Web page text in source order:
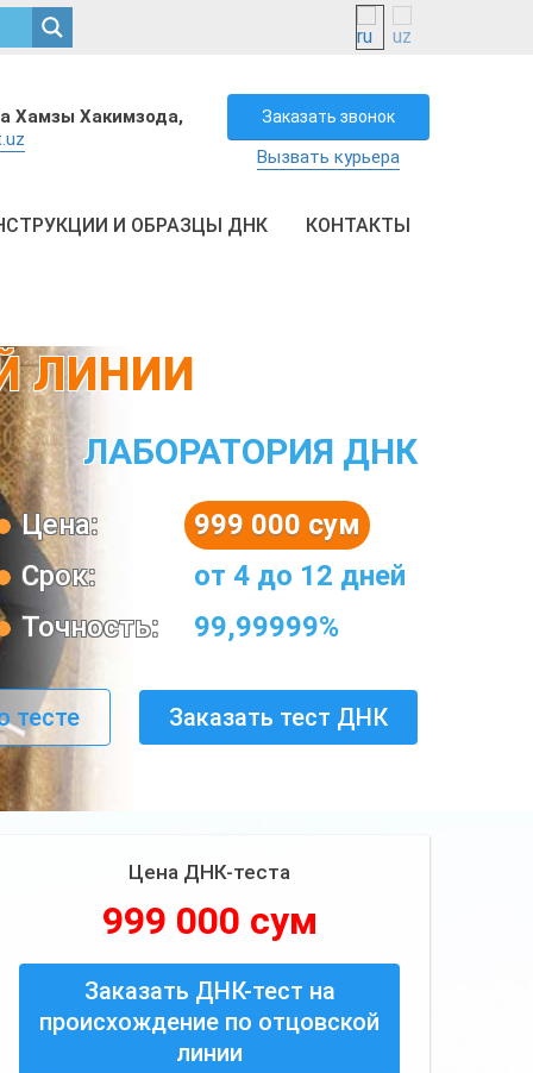
Хамзы Хакимзода,
Заказать звонок
Вызвать курьера
И ОБРАЗЦЫ ДНК КОНТАКТЫ
ЛИНИИ
ЛАБОРАТОРИЯ ДНК
Цена:
999 000 сум
Срок:
от 4 до 12 дней
Точность:
99,99999%
тесте Заказать тест ДНК
Цена ДНК-теста
999 000 сум
Заказать ДНК-тест на
происхождение по отцовской
линии